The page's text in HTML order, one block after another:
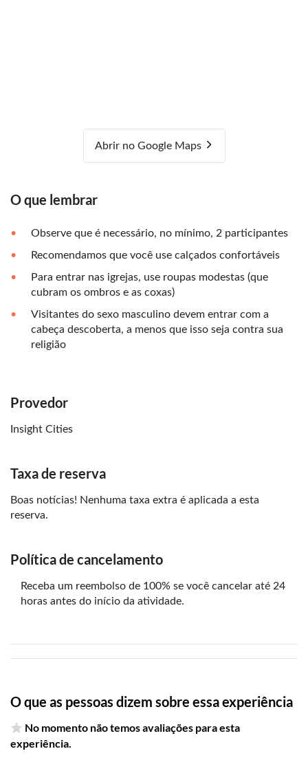
Abrir no Google Maps
O que lembrar
Observe que é necessário, no mínimo, 2 participantes
Recomendamos que você use calçados confortáveis
Para entrar nas igrejas, use roupas modestas (que
cubram os ombros e as coxas)
Visitantes do sexo masculino devem entrar com a
cabeça descoberta, a menos que isso seja contra sua
religião
Provedor
Insight Cities
Taxa de reserva
Boas notícias! Nenhuma taxa extra é aplicada a esta
reserva.
Política de cancelamento
Receba um reembolso de 100% se você cancelar até 24
horas antes do início da atividade.
O que as pessoas dizem sobre essa experiência
No momento não temos avaliações para esta
experiência.